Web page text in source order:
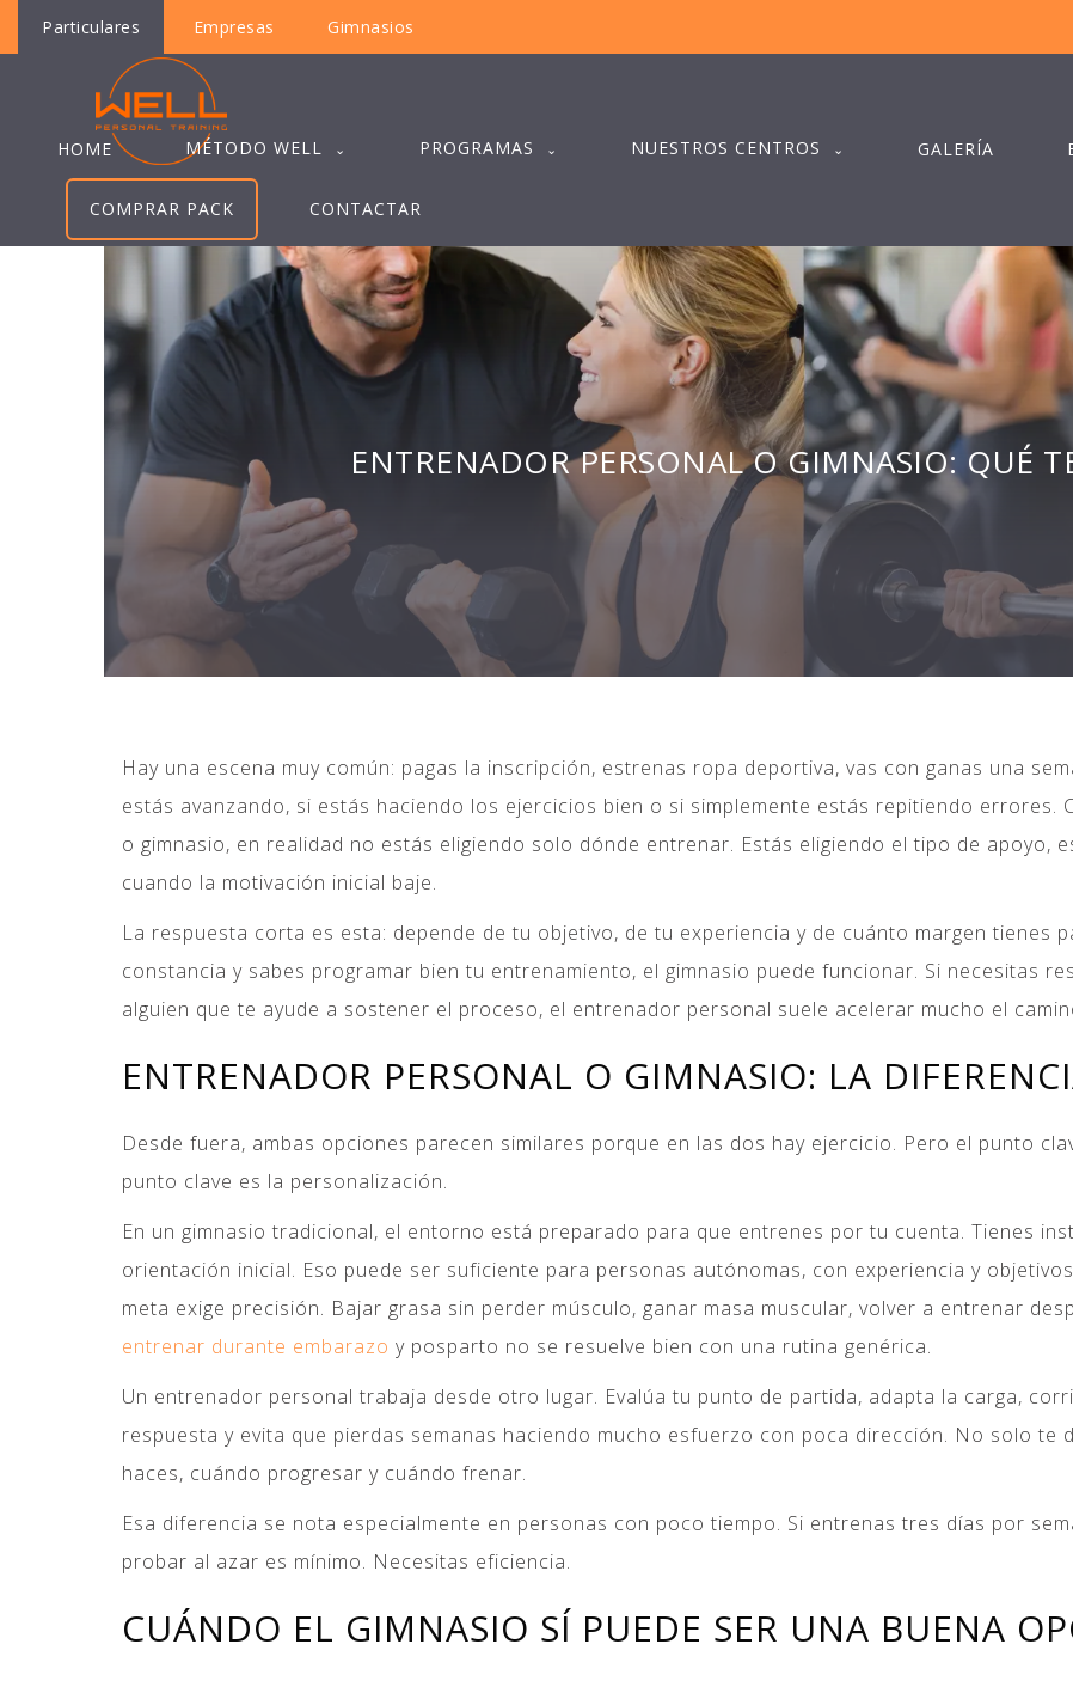
Particulares Empresas Gimnasios
HOME MÉTODO WELL PROGRAMAS NUESTROS CENTROS GALERÍA
COMPRAR PACK CONTACTAR
ENTRENADOR PERSONAL O GIMNASIO: QUÉ
Hay una escena muy común: pagas la inscripción, estrenas ropa deportiva, vas con ganas una
estás avanzando, si estás haciendo los ejercicios bien o si simplemente estás repitiendo errores.
o gimnasio, en realidad no estás eligiendo solo dónde entrenar. Estás eligiendo el tipo de apoyo,
cuando la motivación inicial baje.
La respuesta corta es esta: depende de tu objetivo, de tu experiencia y de cuánto margen tienes
constancia y sabes programar bien tu entrenamiento, el gimnasio puede funcionar. Si necesitas
alguien que te ayude a sostener el proceso, el entrenador personal suele acelerar mucho el
ENTRENADOR PERSONAL O GIMNASIO: LA
Desde fuera, ambas opciones parecen similares porque en las dos hay ejercicio. Pero el punto
punto clave es la personalización.
En un gimnasio tradicional, el entorno está preparado para que entrenes por tu cuenta. Tienes
orientación inicial. Eso puede ser suficiente para personas autónomas, con experiencia y
meta exige precisión. Bajar grasa sin perder músculo, ganar masa muscular, volver a entrenar
entrenar durante embarazo y posparto no se resuelve bien con una rutina genérica.
Un entrenador personal trabaja desde otro lugar. Evalúa tu punto de partida, adapta la carga,
respuesta y evita que pierdas semanas haciendo mucho esfuerzo con poca dirección. No solo te
haces, cuándo progresar y cuándo frenar.
Esa diferencia se nota especialmente en personas con poco tiempo. Si entrenas tres días por
probar al azar es mínimo. Necesitas eficiencia.
CUÁNDO EL GIMNASIO SÍ PUEDE SER UNA BUENA